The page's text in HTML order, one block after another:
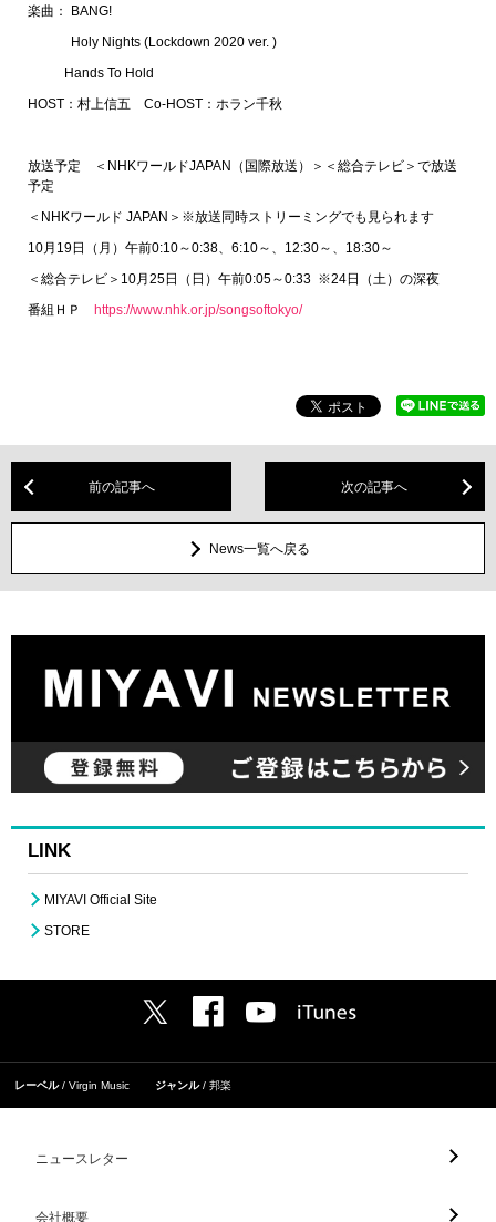
楽曲： BANG!
Holy Nights (Lockdown 2020 ver. )
Hands To Hold
HOST：村上信五 Co-HOST：ホラン千秋
放送予定 ＜NHKワールドJAPAN（国際放送）＞＜総合テレビ＞で放送
予定
＜NHKワールド JAPAN＞※放送同時ストリーミングでも見られます
10月19日（月）午前0:10～0:38、6:10～、12:30～、18:30～
＜総合テレビ＞10月25日（日）午前0:05～0:33 ※24日（土）の深夜
番組ＨＰ https://www.nhk.or.jp/songsoftokyo/
前の記事へ 次の記事へ
News一覧へ戻る
LINK
MIYAVI Official Site
STORE
レーベル Virgin Music ジャンル 邦楽
ニュースレター
会社概要